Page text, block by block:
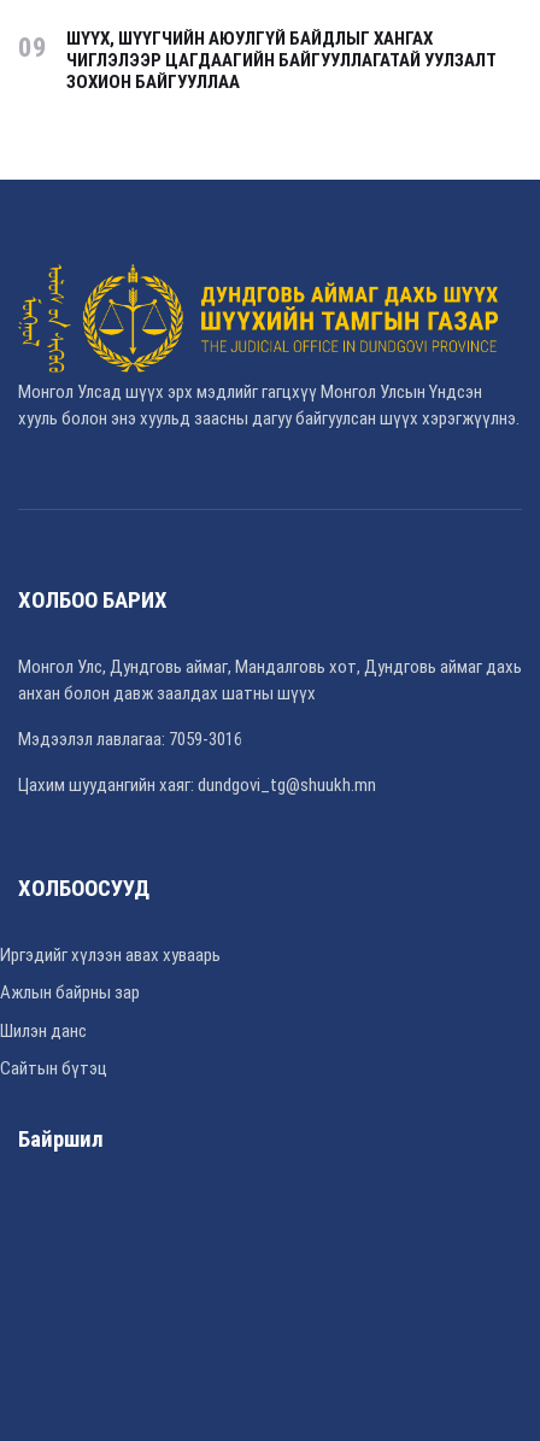
09
ШҮҮХ, ШҮҮГЧИЙН АЮУЛГҮЙ БАЙДЛЫГ ХАНГАХ
ЧИГЛЭЛЭЭР ЦАГДААГИЙН БАЙГУУЛЛАГАТАЙ УУЛЗАЛТ
ЗОХИОН БАЙГУУЛЛАА
Монгол Улсад шүүх эрх мэдлийг гагцхүү Монгол Улсын Үндсэн
хууль болон энэ хуульд заасны дагуу байгуулсан шүүх хэрэгжүүлнэ.
ХОЛБОО БАРИХ
Монгол Улс, Дундговь аймаг, Мандалговь хот, Дундговь аймаг дахь
анхан болон давж заалдах шатны шүүх
Мэдээлэл лавлагаа: 7059-3016
Цахим шуудангийн хаяг: dundgovi_tg@shuukh.mn
ХОЛБООСУУД
Иргэдийг хүлээн авах хуваарь
Ажлын байрны зар
Шилэн данс
Сайтын бүтэц
Байршил